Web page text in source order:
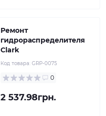
Ремонт
гидрораспределителя
Clark
Код товара: GRP-0075
0
2 537.98грн.